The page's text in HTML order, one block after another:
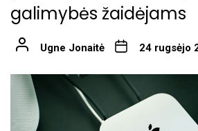
galimybės žaidėjams
Ugne Jonaitė 24 rugsėjo